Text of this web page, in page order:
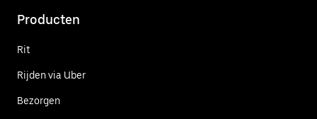
Producten
Rit
Rijden via Uber
Bezorgen